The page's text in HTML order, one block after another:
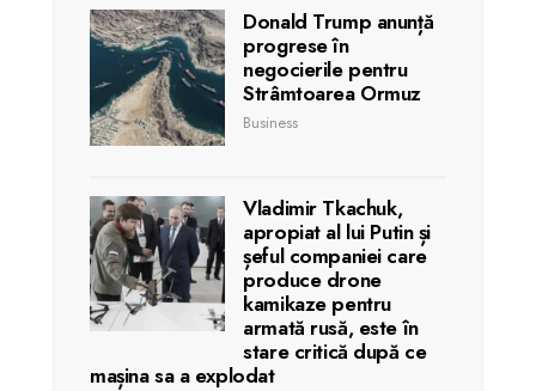
Donald Trump anunță
progrese în
negocierile pentru
Strâmtoarea Ormuz
Business
Vladimir Tkachuk,
apropiat al lui Putin și
șeful companiei care
produce drone
kamikaze pentru
armată rusă, este în
stare critică după ce
mașina sa a explodat